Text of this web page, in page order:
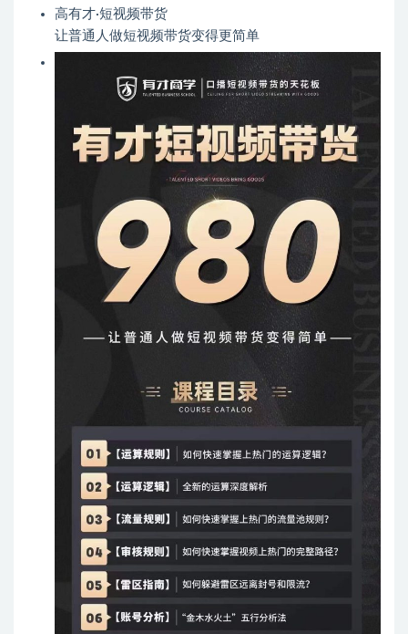
高有才·短视频带货
让普通人做短视频带货变得更简单